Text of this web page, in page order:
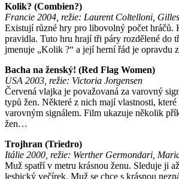
Kolik? (Combien?)
Francie 2004, režie: Laurent Coltelloni,
Existují různé hry pro libovolný počet hráčů.
pravidla. Tuto hru hrají tři páry rozdělené do
jmenuje „Kolik ?“ a její herní řád je opravdu
Bacha na ženský! (Red Flag Women)
USA 2003, režie: Victoria Jorgensen
Červená vlajka je považovaná za varovný
typů žen. Některé z nich mají vlastnosti, které
varovným signálem. Film ukazuje několik
žen…
Trojhran (Triedro)
Itálie 2000, režie: Werther Germondari,
Muž spatří v metru krásnou ženu. Sleduje ji
lesbický večírek. Muž se chce s krásnou